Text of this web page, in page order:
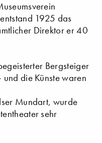
1925 das
Direktor er 40
Bergsteiger
die Künste waren
Mundart, wurde
sehr